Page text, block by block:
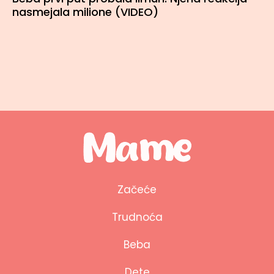
nasmejala milione (VIDEO)
Začeće
Trudnoća
Beba